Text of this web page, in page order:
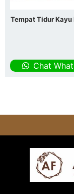
Tempat Tidur Kayu
Chat